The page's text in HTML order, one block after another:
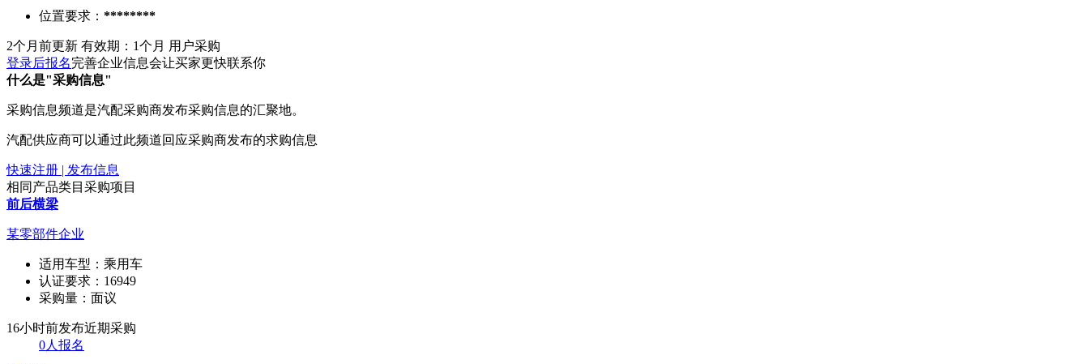
位置要求： ********
2个月前更新 有效期：1个月 用户采购
登录后报名完善企业信息会让买家更快联系你
什么是"采购信息"
采购信息频道是汽配采购商发布采购信息的汇聚地。
汽配供应商可以通过此频道回应采购商发布的求购信息
快速注册 | 发布信息
相同产品类目采购项目
前后横梁
某零部件企业
适用车型： 乘用车
认证要求： 16949
采购量： 面议
16小时前发布近期采购
0人报名